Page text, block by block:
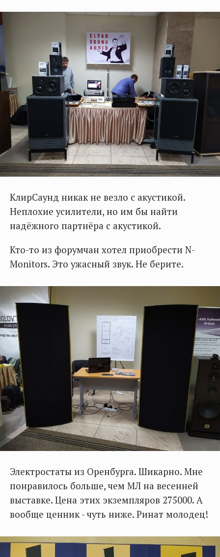
КлирСаунд никак не везло с акустикой.
Неплохие усилители, но им бы найти
надёжного партнёра с акустикой.
Кто-то из форумчан хотел приобрести N-
Monitors. Это ужасный звук. Не берите.
Электростаты из Оренбурга. Шикарно. Мне
понравилось больше, чем МЛ на весенней
выставке. Цена этих экземпляров 275000. А
вообще ценник - чуть ниже. Ринат молодец!